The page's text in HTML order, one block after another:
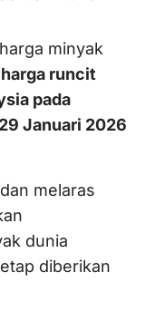
minyak
harga runcit
pada
Januari 2026
melaras
dunia
diberikan